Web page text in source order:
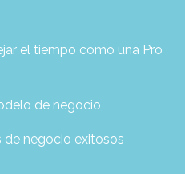
el tiempo como una Pro
de negocio
negocio exitosos